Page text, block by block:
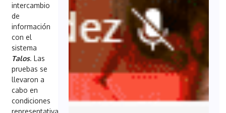
intercambio
de
información
con el
sistema
Talos. Las
pruebas se
llevaron a
cabo en
condiciones
representativas